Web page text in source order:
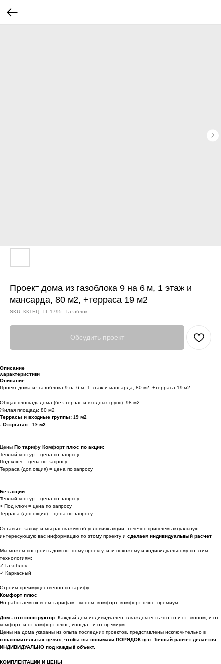
Проект дома из газоблока 9 на 6 м, 1 этаж и
мансарда, 80 м2, +терраса 19 м2
SKU: ККТБЦ - ГГ 1795 - Газоблок
Обсудить проект
Описание
Характеристики
Описание
Проект дома из газоблока 9 на 6 м, 1 этаж и мансарда, 80 м2, +терраса 19 м2
Общая площадь дома (без террас и входных групп): 98 м2
Жилая площадь: 80 м2
Террасы и входные группы: 19 м2
- Открытая : 19 м2
Цены По тарифу Комфорт плюс по акции:
Теплый контур = цена по запросу
Под ключ = цена по запросу
Терраса (доп.опция) = цена по запросу
Без акции:
Теплый контур = цена по запросу
> Под ключ = цена по запросу
Терраса (доп.опция) = цена по запросу
Оставьте заявку, и мы расскажем об условиях акции, точечно пришлем актуальную
интересующую вас информацию по этому проекту и сделаем индивидуальный расчет
Мы можем построить дом по этому проекту, или похожему и индивидуальному по этим
технологиям:
✓ Газоблок
✓ Каркасный
Строим преимущественно по тарифу:
Комфорт плюс
Но работаем по всем тарифам: эконом, комфорт, комфорт плюс, премиум.
Дом - это конструктор. Каждый дом индивидуален, в каждом есть что-то и от эконом, и от
комфорт, и от комфорт плюс, иногда - и от премиум.
Цены на дома указаны из опыта последних проектов, представлены исключительно в
ознакомительных целях, чтобы вы понимали ПОРЯДОК цен. Точный расчет делается
ИНДИВИДУАЛЬНО под каждый объект.
КОМПЛЕКТАЦИИ И ЦЕНЫ